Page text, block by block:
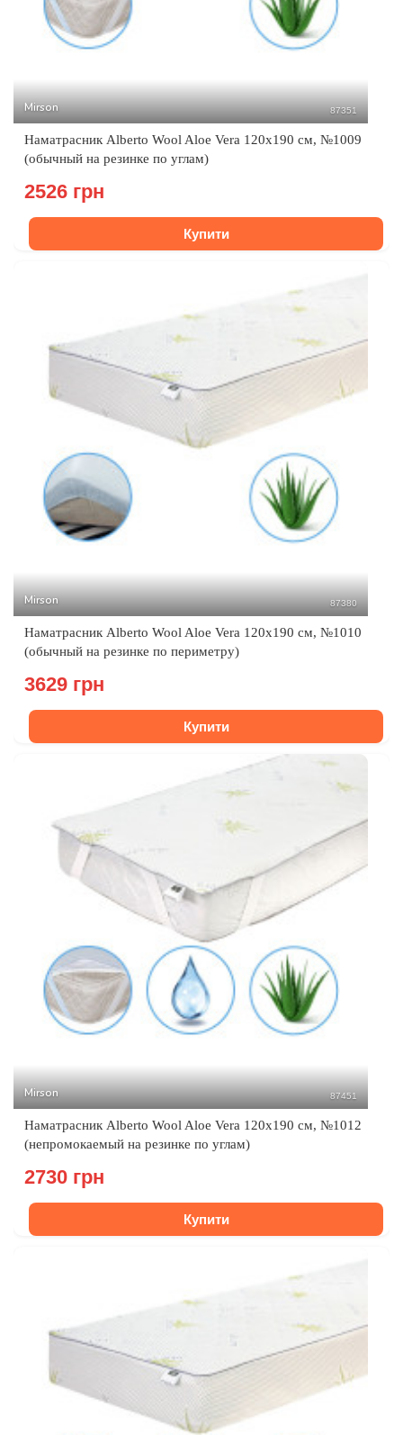
Mirson 87351
Наматрасник Alberto Wool Aloe Vera 120x190 см, №1009
(обычный на резинке по углам)
2526 грн
Купити
Mirson 87380
Наматрасник Alberto Wool Aloe Vera 120x190 см, №1010
(обычный на резинке по периметру)
3629 грн
Купити
Mirson 87451
Наматрасник Alberto Wool Aloe Vera 120x190 см, №1012
(непромокаемый на резинке по углам)
2730 грн
Купити